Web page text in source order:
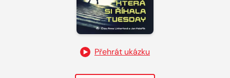
Přehrát ukázku